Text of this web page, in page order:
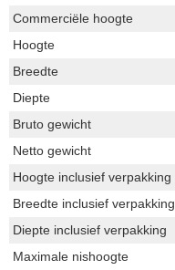
Commerciële hoogte
Hoogte
Breedte
Diepte
Bruto gewicht
Netto gewicht
Hoogte inclusief verpakking
Breedte inclusief verpakking
Diepte inclusief verpakking
Maximale nishoogte